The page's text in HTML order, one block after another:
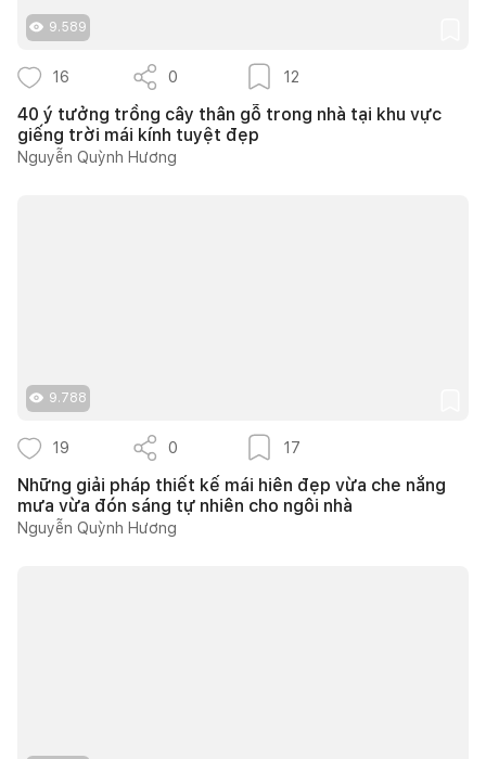
9.589
16 0 12
40 ý tưởng trồng cây thân gỗ trong nhà tại khu vực
giếng trời mái kính tuyệt đẹp
Nguyễn Quỳnh Hương
9.788
19 0 17
Những giải pháp thiết kế mái hiên đẹp vừa che nắng
mưa vừa đón sáng tự nhiên cho ngôi nhà
Nguyễn Quỳnh Hương